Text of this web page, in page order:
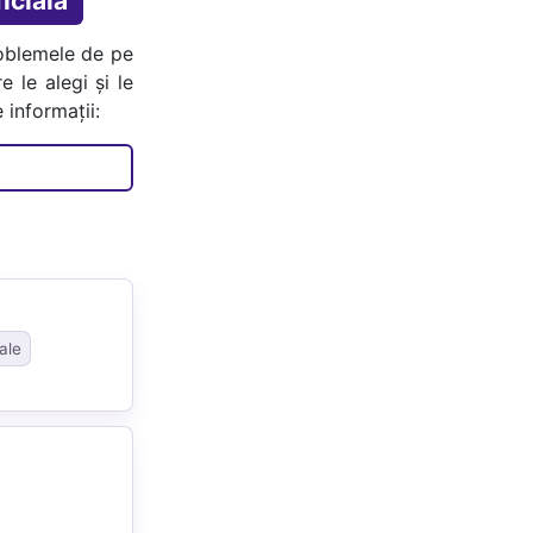
de pe
le alegi și le
informații: